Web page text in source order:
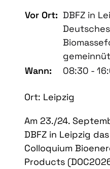
Vor Ort: DBFZ in
Deutsches
Wann:
08:30 -
Ort: Leipzig
Am 23./24.
DBFZ in Leipzig
Colloquium
Products